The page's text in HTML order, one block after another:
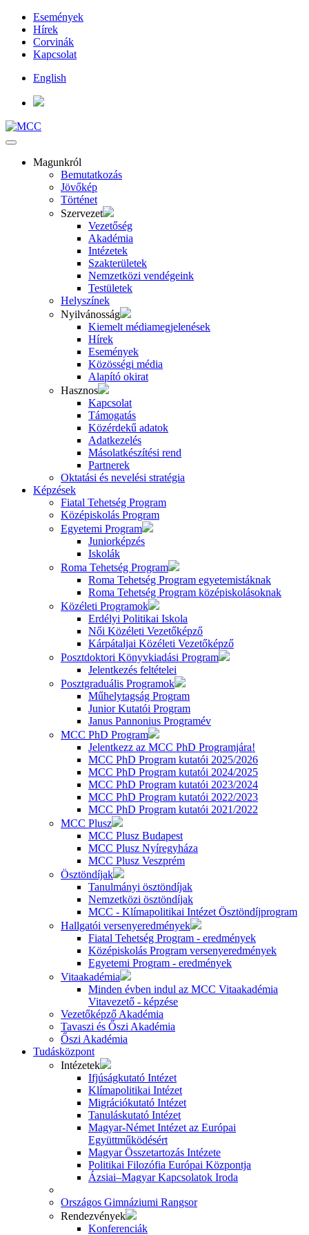
Események
Hírek
Corvinák
Kapcsolat
English
Magunkról
Bemutatkozás
Jövőkép
Történet
Szervezet
Vezetőség
Akadémia
Intézetek
Szakterületek
Nemzetközi vendégeink
Testületek
Helyszínek
Nyilvánosság
Kiemelt médiamegjelenések
Hírek
Események
Közösségi média
Alapító okirat
Hasznos
Kapcsolat
Támogatás
Közérdekű adatok
Adatkezelés
Másolatkészítési rend
Partnerek
Oktatási és nevelési stratégia
Képzések
Fiatal Tehetség Program
Középiskolás Program
Egyetemi Program
Juniorképzés
Iskolák
Roma Tehetség Program
Roma Tehetség Program egyetemistáknak
Roma Tehetség Program középiskolásoknak
Közéleti Programok
Erdélyi Politikai Iskola
Női Közéleti Vezetőképző
Kárpátaljai Közéleti Vezetőképző
Posztdoktori Könyvkiadási Program
Jelentkezés feltételei
Posztgraduális Programok
Műhelytagság Program
Junior Kutatói Program
Janus Pannonius Programév
MCC PhD Program
Jelentkezz az MCC PhD Programjára!
MCC PhD Program kutatói 2025/2026
MCC PhD Program kutatói 2024/2025
MCC PhD Program kutatói 2023/2024
MCC PhD Program kutatói 2022/2023
MCC PhD Program kutatói 2021/2022
MCC Plusz
MCC Plusz Budapest
MCC Plusz Nyíregyháza
MCC Plusz Veszprém
Ösztöndíjak
Tanulmányi ösztöndíjak
Nemzetközi ösztöndíjak
MCC - Klímapolitikai Intézet Ösztöndíjprogram
Hallgatói versenyeredmények
Fiatal Tehetség Program - eredmények
Középiskolás Program versenyeredmények
Egyetemi Program - eredmények
Vitaakadémia
Minden évben indul az MCC Vitaakadémia
Vitavezető - képzése
Vezetőképző Akadémia
Tavaszi és Őszi Akadémia
Őszi Akadémia
Tudásközpont
Intézetek
Ifjúságkutató Intézet
Klímapolitikai Intézet
Migrációkutató Intézet
Tanuláskutató Intézet
Magyar-Német Intézet az Európai
Együttműködésért
Magyar Összetartozás Intézete
Politikai Filozófia Európai Központja
Ázsiai–Magyar Kapcsolatok Iroda
Országos Gimnáziumi Rangsor
Rendezvények
Konferenciák